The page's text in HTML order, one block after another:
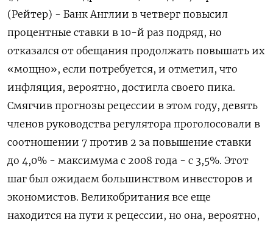
(Рейтер) - Банк Англии в четверг повысил
процентные ставки в 10-й раз подряд, но
отказался от обещания продолжать повышать их
«мощно», если потребуется, и отметил, что
инфляция, вероятно, достигла своего пика.
Смягчив прогнозы рецессии в этом году, девять
членов руководства регулятора проголосовали в
соотношении 7 против 2 за повышение ставки
до 4,0% - максимума с 2008 года - с 3,5%. Этот
шаг был ожидаем большинством инвесторов и
экономистов. Великобритания все еще
находится на пути к рецессии, но она, вероятно,